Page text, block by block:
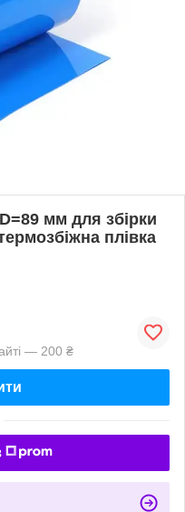
мм для збірки
плівка
— 200 ₴